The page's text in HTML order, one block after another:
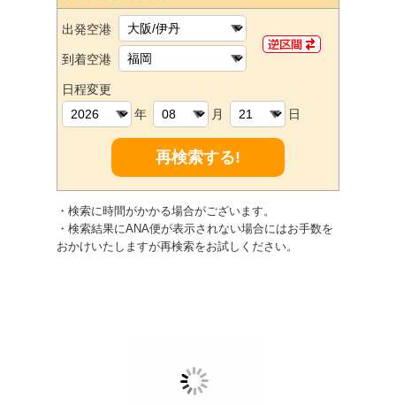
出発空港
到着空港
日程変更
年
月 日
・検索に時間がかかる場合がございます。
・検索結果にANA便が表示されない場合にはお手数を
おかけいたしますが再検索をお試しください。